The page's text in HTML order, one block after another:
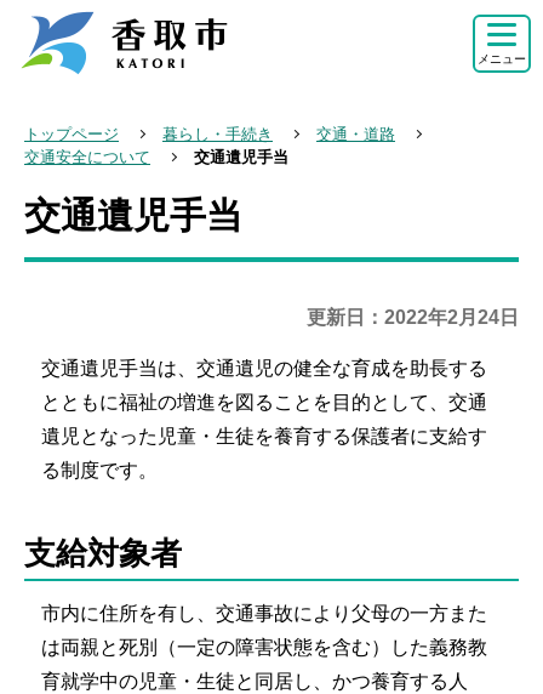
メニュー
トップページ 暮らし・手続き
交通・道路
交通安全について
交通遺児手当
本
ら
交通遺児手当
更新日：2022年2月24日
交通遺児手当は、交通遺児の健全な育成を助長する
とともに福祉の増進を図ることを目的として、交通
遺児となった児童・生徒を養育する保護者に支給す
る制度です。
支給対象者
市内に住所を有し、交通事故により父母の一方また
は両親と死別（一定の障害状態を含む）した義務教
育就学中の児童・生徒と同居し、かつ養育する人